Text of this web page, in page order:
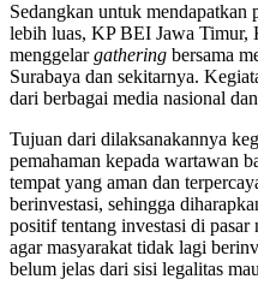
Sedangkan untuk mendapatkan
lebih luas, KP BEI Jawa Timur,
menggelargathering bersama
Surabaya dan sekitarnya.
dari berbagai media nasional
Tujuan dari dilaksanakannya
pemahaman kepada wartawan
tempat yang aman dan
berinvestasi, sehingga
positif tentang investasi di
agar masyarakat tidak lagi
belum jelas dari sisi legalitas